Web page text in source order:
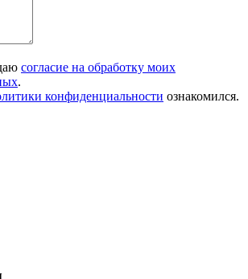
согласие на обработку моих
.
конфиденциальности ознакомился.